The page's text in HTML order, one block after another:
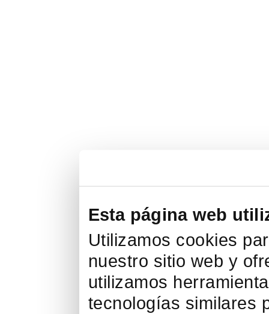
Esta página web
Utilizamos cookies
nuestro sitio web y
utilizamos
tecnologías similares